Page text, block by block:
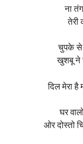
ना
तेरी
चुपके से
खुशबू ने
दिल मेरा है
घर
ओर दोस्तो